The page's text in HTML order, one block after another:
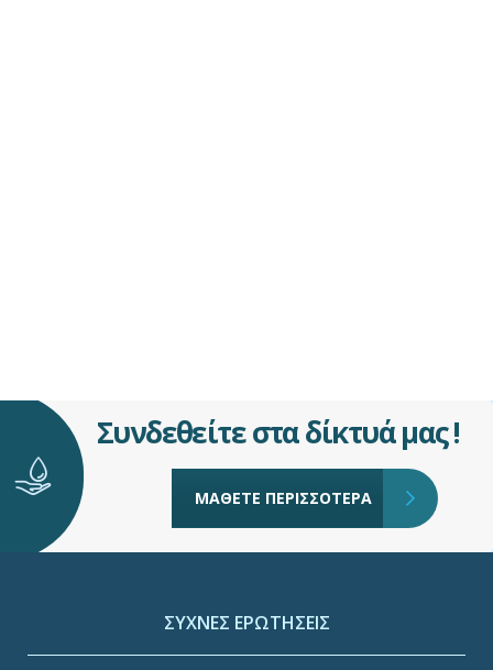
Συνδεθείτε στα δίκτυά μας !
ΜΑΘΕΤΕ ΠΕΡΙΣΣΟΤΕΡΑ
ΣΥΧΝΕΣ ΕΡΩΤΗΣΕΙΣ